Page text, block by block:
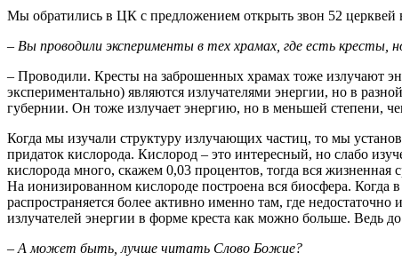
Мы обратились в ЦК с предложением открыть звон 52
– Вы проводили эксперименты в тех храмах, где есть кресты,
– Проводили. Кресты на заброшенных храмах тоже излучают
экспериментально) являются излучателями энергии, но в
губернии. Он тоже излучает энергию, но в меньшей степени,
Когда мы изучали структуру излучающих частиц, то мы
придаток кислорода. Кислород – это интересный, но слабо
кислорода много, скажем 0,03 процентов, тогда вся
На ионизированном кислороде построена вся биосфера.
распространяется более активно именно там, где
излучателей энергии в форме креста как можно больше. Ведь
– А может быть, лучше читать Слово Божие?